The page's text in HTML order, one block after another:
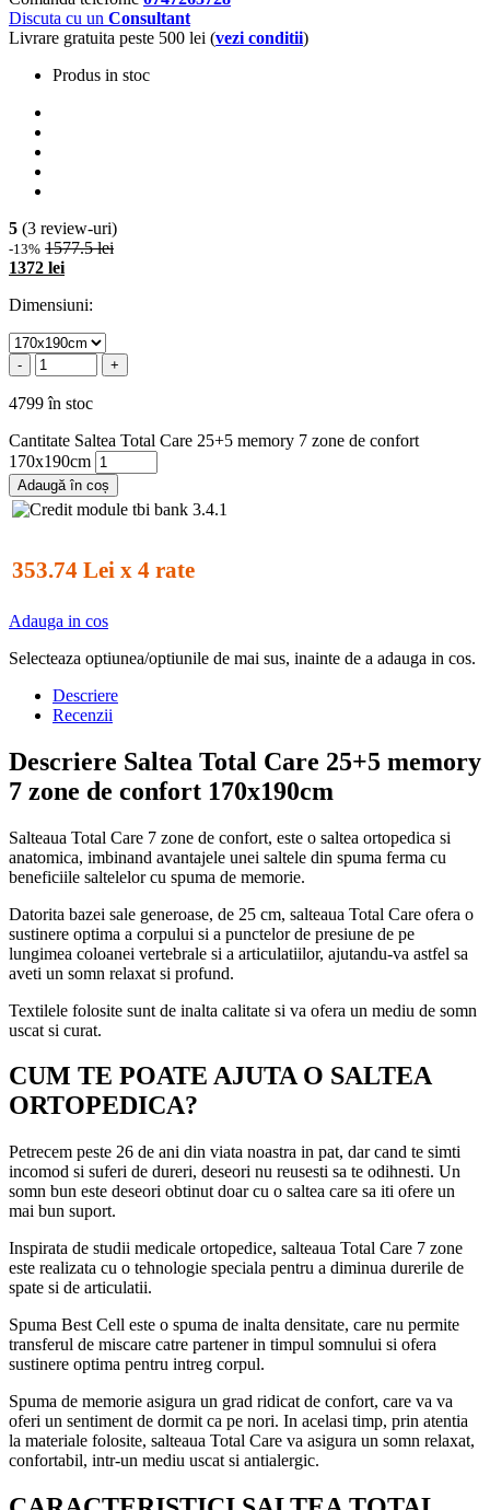
Discuta cu un Consultant
Livrare gratuita peste 500 lei (vezi conditii)
Produs in stoc
5 (3 review-uri)
-13% 1577.5 lei
1372 lei
Dimensiuni:
- +
4799 în stoc
Cantitate Saltea Total Care 25+5 memory 7 zone de confort
170x190cm
Adaugă în coș
353.74 Lei x 4 rate
Adauga in cos
Selecteaza optiunea/optiunile de mai sus, inainte de a adauga in cos.
Descriere
Recenzii
Descriere Saltea Total Care 25+5 memory
7 zone de confort 170x190cm
Salteaua Total Care 7 zone de confort, este o saltea ortopedica si
anatomica, imbinand avantajele unei saltele din spuma ferma cu
beneficiile saltelelor cu spuma de memorie.
Datorita bazei sale generoase, de 25 cm, salteaua Total Care ofera o
sustinere optima a corpului si a punctelor de presiune de pe
lungimea coloanei vertebrale si a articulatiilor, ajutandu-va astfel sa
aveti un somn relaxat si profund.
Textilele folosite sunt de inalta calitate si va ofera un mediu de somn
uscat si curat.
CUM TE POATE AJUTA O SALTEA
ORTOPEDICA?
Petrecem peste 26 de ani din viata noastra in pat, dar cand te simti
incomod si suferi de dureri, deseori nu reusesti sa te odihnesti. Un
somn bun este deseori obtinut doar cu o saltea care sa iti ofere un
mai bun suport.
Inspirata de studii medicale ortopedice, salteaua Total Care 7 zone
este realizata cu o tehnologie speciala pentru a diminua durerile de
spate si de articulatii.
Spuma Best Cell este o spuma de inalta densitate, care nu permite
transferul de miscare catre partener in timpul somnului si ofera
sustinere optima pentru intreg corpul.
Spuma de memorie asigura un grad ridicat de confort, care va va
oferi un sentiment de dormit ca pe nori. In acelasi timp, prin atentia
la materiale folosite, salteaua Total Care va asigura un somn relaxat,
confortabil, intr-un mediu uscat si antialergic.